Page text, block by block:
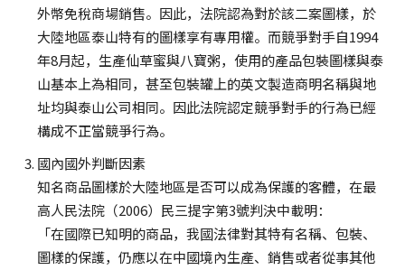
外幣免稅商場銷售。因此，法院認為對於該二案圖樣，於
大陸地區泰山特有的圖樣享有專用權。而競爭對手自1994
年8月起，生產仙草蜜與八寶粥，使用的產品包裝圖樣與泰
山基本上為相同，甚至包裝罐上的英文製造商明名稱與地
址均與泰山公司相同。因此法院認定競爭對手的行為已經
構成不正當競爭行為。
國內國外判斷因素
知名商品圖樣於大陸地區是否可以成為保護的客體，在最
高人民法院（2006）民三提字第3號判決中載明：
「在國際已知明的商品，我國法律對其特有名稱、包裝、
圖樣的保護，仍應以在中國境內生產、銷售或者從事其他